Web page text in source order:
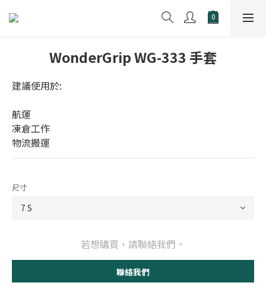
WonderGrip WG-333 手套
建議使用於:
航運
凍倉工作
物流搬運
尺寸
若想購買，請聯絡我們。
聯絡我們